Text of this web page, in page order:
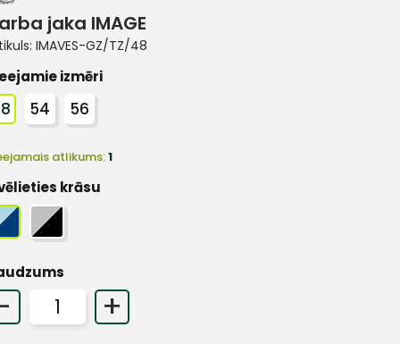
jaka IMAGE
IMAVES-GZ/TZ/48
izmēri
54 56
atlikums:1
krāsu
+